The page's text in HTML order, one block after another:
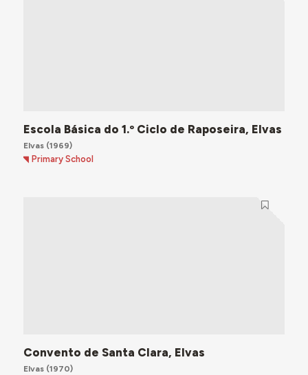
Escola Básica do 1.º Ciclo de Raposeira, Elvas
Elvas(1969)
Primary School
Convento de Santa Clara, Elvas
Elvas(1970)